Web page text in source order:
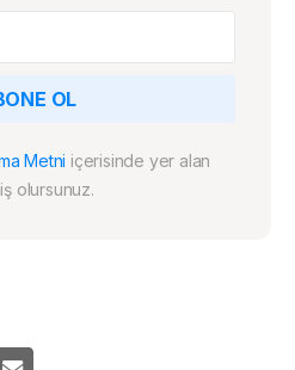
OL
Metni içerisinde yer alan
olursunuz.